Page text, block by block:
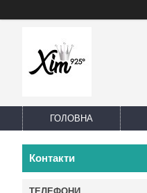
ГОЛОВНА
Контакти